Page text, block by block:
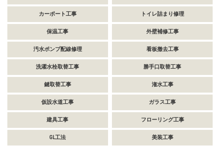
カーポート工事 トイレ詰まり修理
保温工事 外壁補修工事
汚水ポンプ配線修理 看板撤去工事
洗濯水栓取替工事 勝手口取替工事
鍵取替工事 潅水工事
仮設水道工事 ガラス工事
建具工事 フローリング工事
GL工法 美装工事